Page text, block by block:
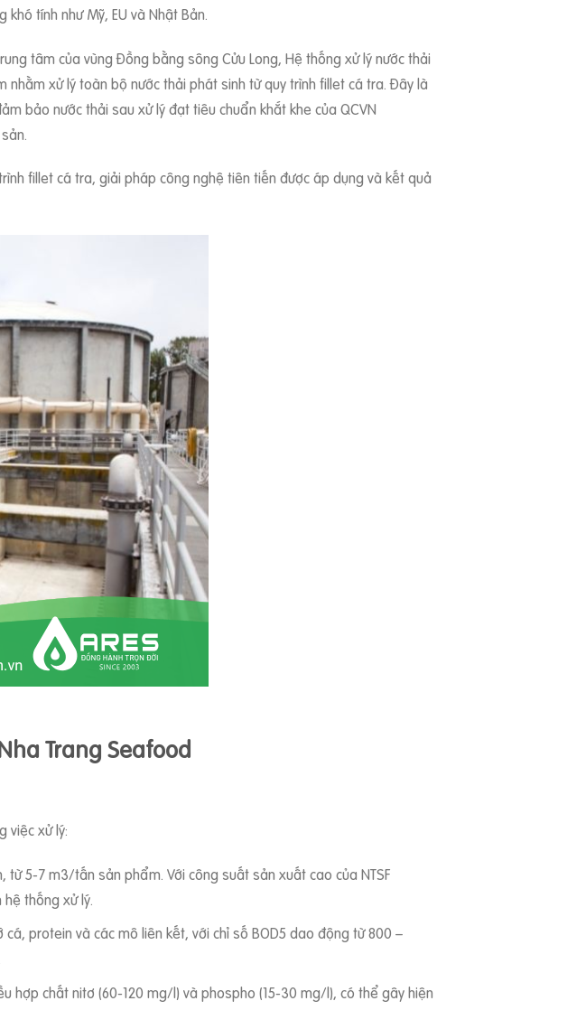
tính như Mỹ, EU và Nhật Bản.
tâm của vùng Đồng bằng sông Cửu Long, Hệ thống xử lý nước thải
xử lý toàn bộ nước thải phát sinh từ quy trình fillet cá tra. Đây là
bảo nước thải sau xử lý đạt tiêu chuẩn khắt khe của QCVN
fillet cá tra, giải pháp công nghệ tiên tiến được áp dụng và kết quả
Trang Seafood
việc xử lý:
5-7 m3/tấn sản phẩm. Với công suất sản xuất cao của NTSF
thống xử lý.
protein và các mô liên kết, với chỉ số BOD5 dao động từ 800 –
hợp chất nitơ (60-120 mg/l) và phospho (15-30 mg/l), có thể gây hiện